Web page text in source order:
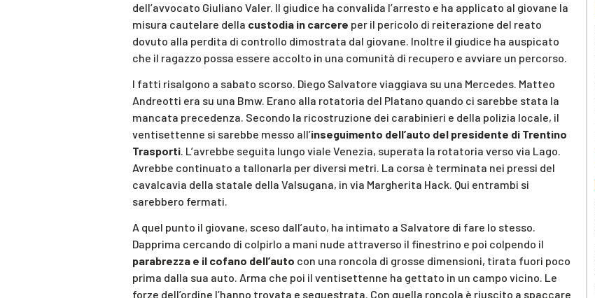
dell’avvocato Giuliano Valer. Il giudice ha convalida l’arresto e ha applicato al giovane la
misura cautelare della custodia in carcere per il pericolo di reiterazione del reato
dovuto alla perdita di controllo dimostrata dal giovane. Inoltre il giudice ha auspicato
che il ragazzo possa essere accolto in una comunità di recupero e avviare un percorso.
I fatti risalgono a sabato scorso. Diego Salvatore viaggiava su una Mercedes. Matteo
Andreotti era su una Bmw. Erano alla rotatoria del Platano quando ci sarebbe stata la
mancata precedenza. Secondo la ricostruzione dei carabinieri e della polizia locale, il
ventisettenne si sarebbe messo all’inseguimento dell’auto del presidente di Trentino
Trasporti. L’avrebbe seguita lungo viale Venezia, superata la rotatoria verso via Lago.
Avrebbe continuato a tallonarla per diversi metri. La corsa è terminata nei pressi del
cavalcavia della statale della Valsugana, in via Margherita Hack. Qui entrambi si
sarebbero fermati.
A quel punto il giovane, sceso dall’auto, ha intimato a Salvatore di fare lo stesso.
Dapprima cercando di colpirlo a mani nude attraverso il finestrino e poi colpendo il
parabrezza e il cofano dell’auto con una roncola di grosse dimensioni, tirata fuori poco
prima dalla sua auto. Arma che poi il ventisettenne ha gettato in un campo vicino. Le
forze dell’ordine l’hanno trovata e sequestrata. Con quella roncola è riuscito a spaccare